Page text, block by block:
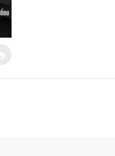
The options may be